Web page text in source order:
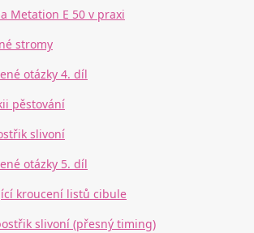
Metation E 50 v praxi
stromy
otázky 4. díl
pěstování
slivoní
otázky 5. díl
kroucení listů cibule
slivoní (přesný timing)